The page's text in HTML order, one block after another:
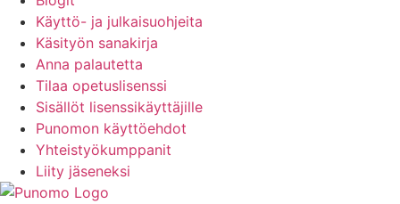
Käyttö- ja julkaisuohjeita
Käsityön sanakirja
Anna palautetta
Tilaa opetuslisenssi
Sisällöt lisenssikäyttäjille
Punomon käyttöehdot
Yhteistyökumppanit
Liity jäseneksi